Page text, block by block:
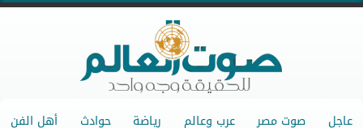
عاجل صوت مصر عرب وعالم رياضة حوادث أهل الفن